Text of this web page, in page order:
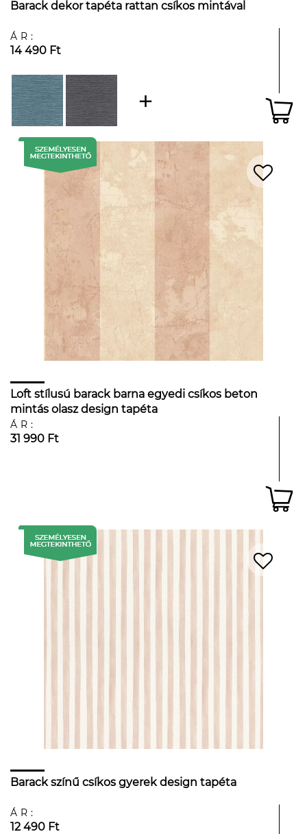
Barack dekor tapéta rattan csíkos mintával
ÁR:
14 490 Ft
Loft stílusú barack barna egyedi csíkos beton
mintás olasz design tapéta
ÁR:
31 990 Ft
Barack színű csíkos gyerek design tapéta
ÁR:
12 490 Ft